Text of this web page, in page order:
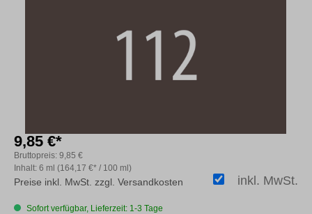
9,85 €*
Inhalt: 6 ml (164,17 €* / 100 ml)
Bruttopreis: 9,85 €
inkl. MwSt.
Preise inkl. MwSt. zzgl. Versandkosten
Sofort verfügbar, Lieferzeit: 1-3 Tage